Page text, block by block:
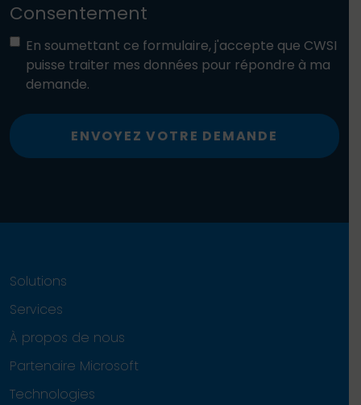
Consentement
En soumettant ce formulaire, j'accepte que CWSI
puisse traiter mes données pour répondre à ma
demande.
ENVOYEZ VOTRE DEMANDE
Solutions
Services
À propos de nous
Partenaire Microsoft
Technologies